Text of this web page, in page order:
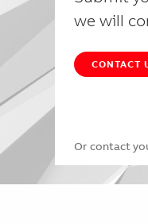
we will
CONTACT
Or contact